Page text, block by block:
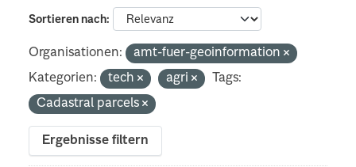
Sortieren nach
Organisationen:
amt-fuer-geoinformation
Kategorien:
tech agri
Tags:
Cadastral parcels
Ergebnisse filtern